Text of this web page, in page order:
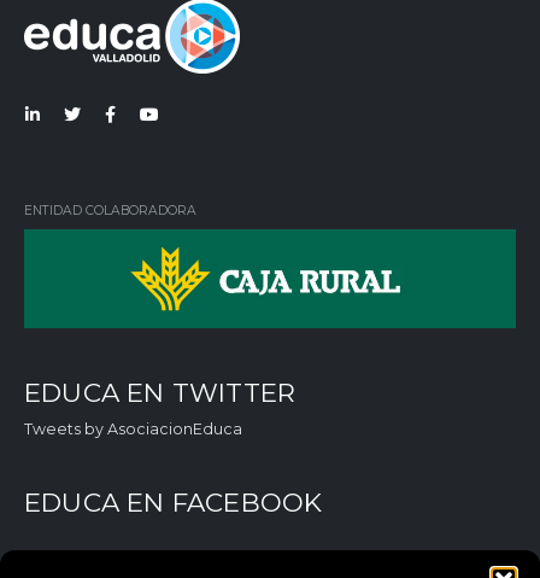
ENTIDAD COLABORADORA
EDUCA EN TWITTER
Tweets by AsociacionEduca
EDUCA EN FACEBOOK